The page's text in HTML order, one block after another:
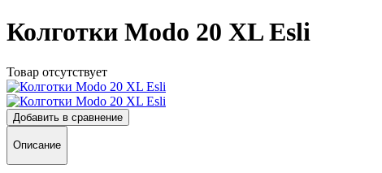
Колготки Modo 20 XL Esli
Товар отсутствует
Добавить в сравнение
Описание